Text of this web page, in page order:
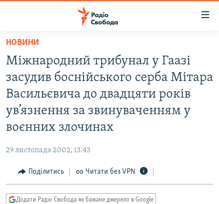
Перейти
основного
матеріалу
Перейти
до
основної
навігації
до
ВСЕ ЗА ДОБУ
СТАТТІ
ПОЛІТИКА
СПОРТ
УКРАЇНА
ВІЙНА
РОСІЙСЬКА «ФІЛЬТРАЦІЯ»
ТИ ЯК?
СХЕМИ
НОВИНИ
Міжнародний трибунал у Гаазі
засудив боснійського серба Мітара
Васильєвича до двадцяти років
ув’язнення за звинуваченням у
воєнних злочинах
29 листопада 2002, 13:43
Поділитись Читати без VPN
Додати Радіо Свобода як бажане джерело в Google